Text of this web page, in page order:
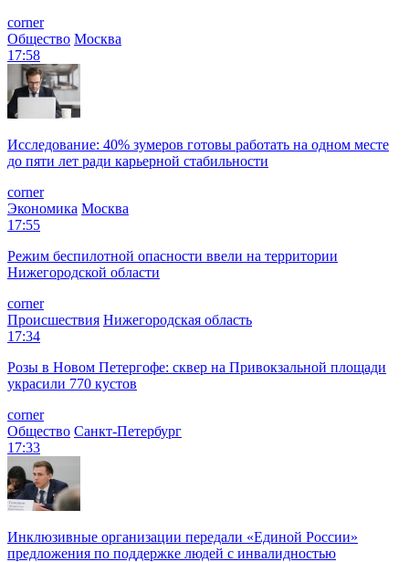
corner
Общество Москва
17:58
Исследование: 40% зумеров готовы работать на одном месте
до пяти лет ради карьерной стабильности
corner
Экономика Москва
17:55
Режим беспилотной опасности ввели на территории
Нижегородской области
corner
Происшествия Нижегородская область
17:34
Розы в Новом Петергофе: сквер на Привокзальной площади
украсили 770 кустов
corner
Общество Санкт-Петербург
17:33
Инклюзивные организации передали «Единой России»
предложения по поддержке людей с инвалидностью